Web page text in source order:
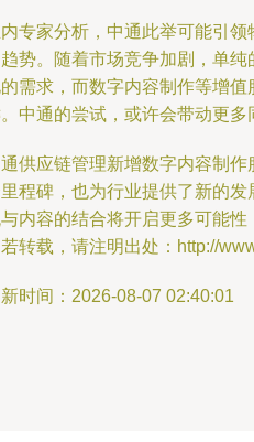
专家分析，中通此举可能引
势。随着市场竞争加剧，单
需求，而数字内容制作等增
中通的尝试，或许会带动更多
供应链管理新增数字内容制
程碑，也为行业提供了新的
内容的结合将开启更多可能性
转载，请注明出处：http://
时间：2026-08-07 02:40:01